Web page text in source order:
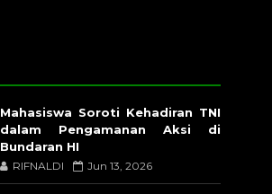
Mahasiswa Soroti Kehadiran TNI
dalam Pengamanan Aksi di
Bundaran HI
RIFNALDI Jun 13, 2026